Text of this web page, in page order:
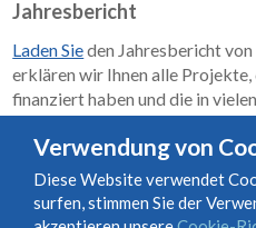
Jahresbericht
Laden Sieden Jahresbericht
erklären wir Ihnen alle
finanziert haben und die in
Nutzungs- und Vertragsbedingungen
Verwendung von
Diese Website verwendet
surfen, stimmen Sie der